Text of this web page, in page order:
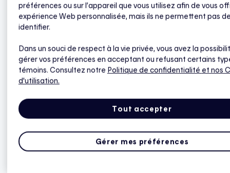
Vous pouvez aussi opter pour le mode modéré —
pour une diminution moindre de la température
pas que vous risquez ainsi de moins économiser).
Enfin, il est possible d’exclure un thermostat en
pendant celui-ci, en modifiant sa température
manuellement (là encore, vous économiserez
préférences ou sur l’appareil que vous utilisez afin de vous
expérience Web personnalisée, mais ils ne permettent pas
identifier.
Dans un souci de respect à la vie privée, vous avez la
gérer vos préférences en acceptant ou refusant certains
témoins. Consultez notre Politique de confidentialité et nos
d'utilisation.
Tout accepter
Gérer mes préférences